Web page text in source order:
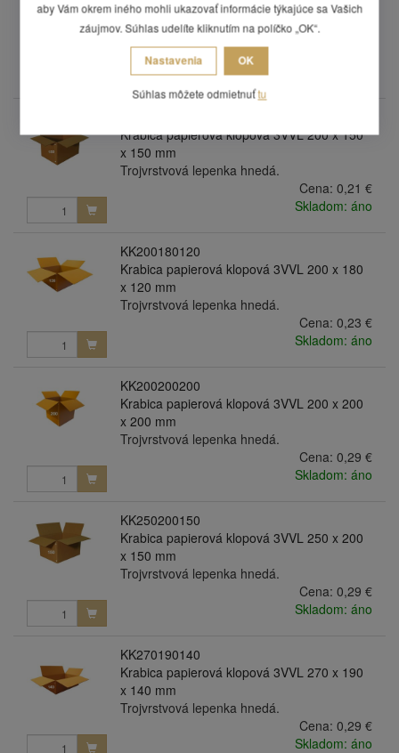
x 100 mm
Trojvrstvová lepenka hnedá.
Krabica papierová klopová 3VVL 200 x 150
x 150 mm
Trojvrstvová lepenka hnedá.
Cena: 0,21 €
Skladom: áno
KK200180120
Krabica papierová klopová 3VVL 200 x 180
x 120 mm
Trojvrstvová lepenka hnedá.
Cena: 0,23 €
Skladom: áno
KK200200200
Krabica papierová klopová 3VVL 200 x 200
x 200 mm
Trojvrstvová lepenka hnedá.
Cena: 0,29 €
Skladom: áno
KK250200150
Krabica papierová klopová 3VVL 250 x 200
x 150 mm
Trojvrstvová lepenka hnedá.
Cena: 0,29 €
Skladom: áno
KK270190140
Krabica papierová klopová 3VVL 270 x 190
x 140 mm
Trojvrstvová lepenka hnedá.
Cena: 0,29 €
Skladom: áno
aby Vám okrem iného mohli ukazovať informácie týkajúce sa Vašich
záujmov. Súhlas udelíte kliknutím na políčko „OK“.
Nastavenia OK
Súhlas môžete odmietnuťtu